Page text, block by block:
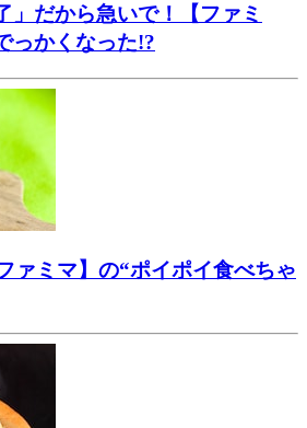
」だから急いで！【ファミ
っかくなった!?
ァミマ】の“ポイポイ食べちゃ